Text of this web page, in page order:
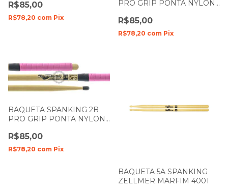
SPANKING
R$85,00
R$78,20 com Pix
PRO GRIP PONTA NYLON
R$85,00
R$78,20 com Pix
BAQUETA SPANKING 2B
PRO GRIP PONTA NYLON
R$85,00
R$78,20 com Pix
BAQUETA 5A SPANKING
ZELLMER MARFIM 4001